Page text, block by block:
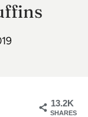
13.2K
SHARES